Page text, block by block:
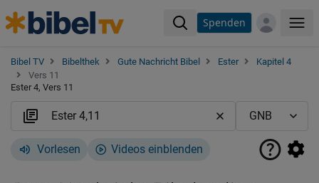
Spenden
Bibel TV Bibelthek Gute Nachricht Bibel Ester
Kapitel 4
Vers 11
Ester 4, Vers 11
Vorlesen Videos einblenden